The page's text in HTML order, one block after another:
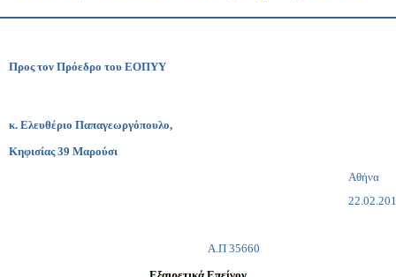
Προς τον Πρόεδρο του ΕΟΠΥΥ
κ. Ελευθέριο Παπαγεωργόπουλο,
Κηφισίας 39 Μαρούσι
Αθήνα
Α.Π35660